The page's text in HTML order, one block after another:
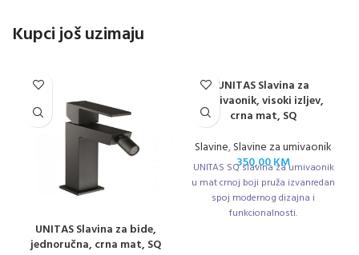
Kupci još uzimaju
UNITAS Slavina za bide,
jednoručna, crna mat, SQ
UNITAS Slavina za
umivaonik, visoki izljev,
crna mat, SQ
Slavine,Slavine za umivaonik
350,00KM
UNITAS SQ slavina za umivaonik
u mat crnoj boji pruža izvanredan
spoj modernog dizajna i
funkcionalnosti.